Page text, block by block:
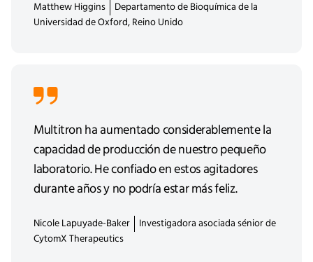
Matthew Higgins
Departamento de Bioquímica de la
Universidad de Oxford, Reino Unido
Multitron ha aumentado considerablemente la
capacidad de producción de nuestro pequeño
laboratorio. He confiado en estos agitadores
durante años y no podría estar más feliz.
Nicole Lapuyade-Baker
Investigadora asociada sénior de
CytomX Therapeutics